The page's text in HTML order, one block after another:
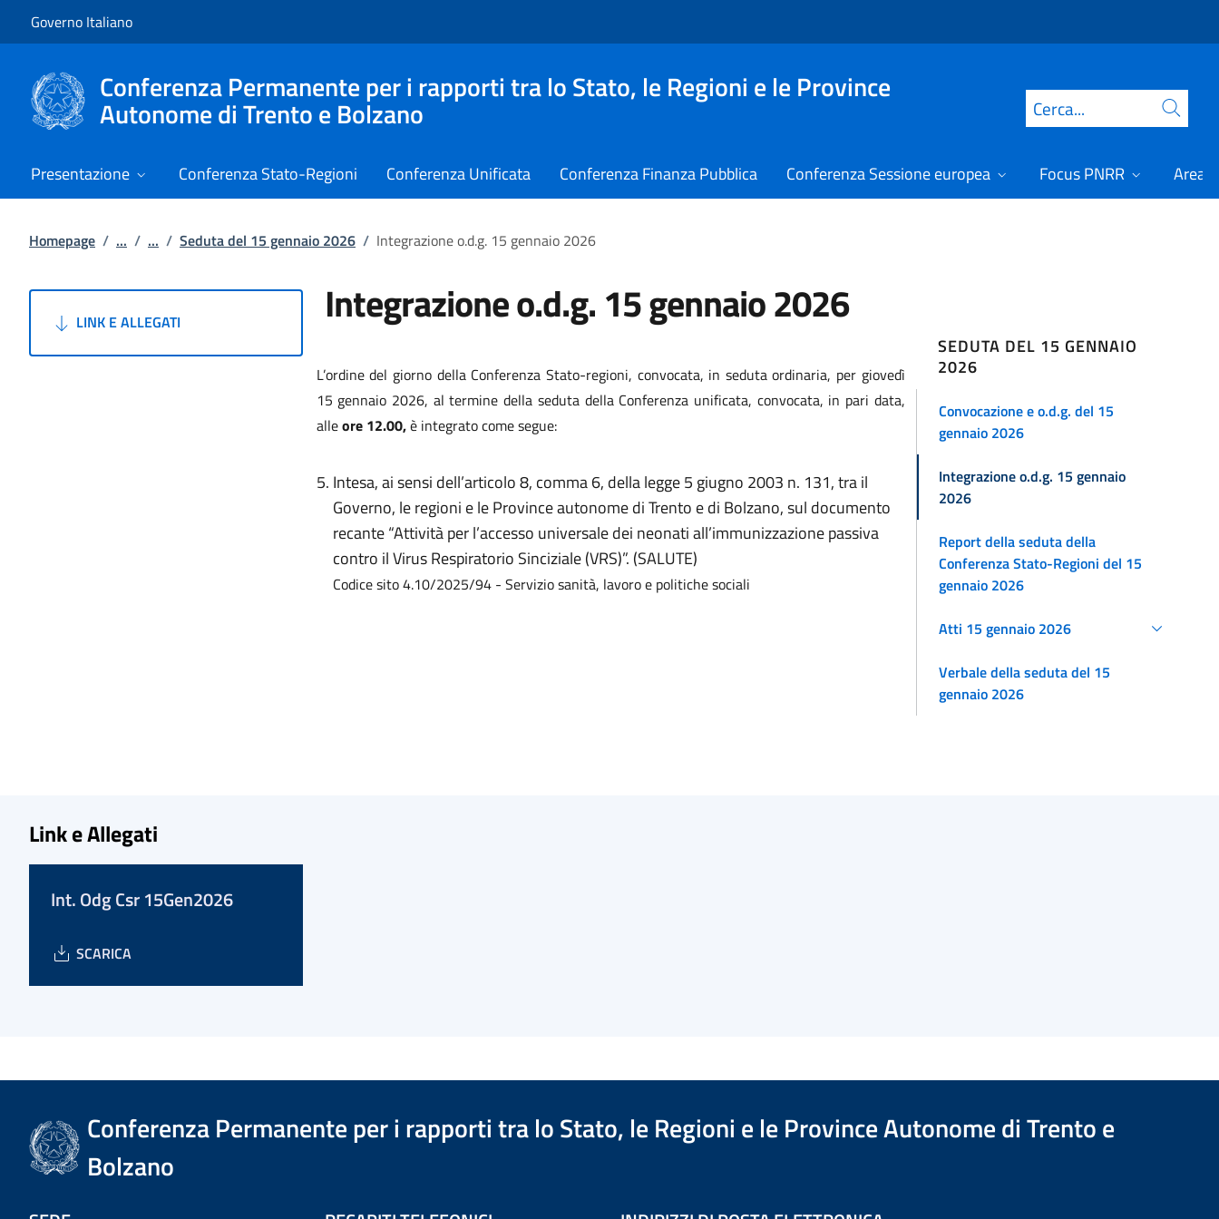
Governo Italiano
Conferenza Permanente per i rapporti tra lo Stato, le Regioni e le Province
Autonome di Trento e Bolzano Cerca
Presentazione Conferenza Stato-Regioni Conferenza Unificata Conferenza Finanza Pubblica Conferenza Sessione europea Focus PNRR Area
Homepage / ... / ... / Seduta del 15 gennaio 2026 / Integrazione o.d.g. 15 gennaio 2026
LINK E ALLEGATI Integrazione o.d.g. 15 gennaio 2026
L’ordine del giorno della Conferenza Stato-regioni, convocata, in seduta ordinaria, per giovedì
15 gennaio 2026, al termine della seduta della Conferenza unificata, convocata, in pari data,
alleore 12.00,è integrato come segue:
5. Intesa, ai sensi dell’articolo 8, comma 6, della legge 5 giugno 2003 n. 131, tra il
Governo, le regioni e le Province autonome di Trento e di Bolzano, sul documento
recante “Attività per l’accesso universale dei neonati all’immunizzazione passiva
contro il Virus Respiratorio Sinciziale (VRS)”. (SALUTE)
Codice sito 4.10/2025/94 - Servizio sanità, lavoro e politiche sociali
SEDUTA DEL 15 GENNAIO
2026
Convocazione e o.d.g. del 15
gennaio 2026
Integrazione o.d.g. 15 gennaio
2026
Report della seduta della
Conferenza Stato-Regioni del 15
gennaio 2026
Atti 15 gennaio 2026
Verbale della seduta del 15
gennaio 2026
Link e Allegati
Int. Odg Csr 15Gen2026
SCARICA
Conferenza Permanente per i rapporti tra lo Stato, le Regioni e le Province Autonome di Trento e
Bolzano